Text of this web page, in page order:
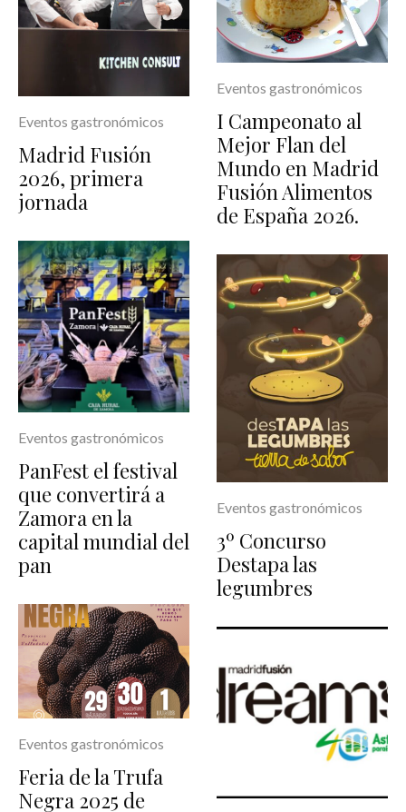
Eventos gastronómicos
Madrid Fusión
2026, primera
jornada
Eventos gastronómicos
PanFest el festival
que convertirá a
Zamora en la
capital mundial del
pan
Eventos gastronómicos
Feria de la Trufa
Negra 2025 de
Eventos gastronómicos
I Campeonato al
Mejor Flan del
Mundo en Madrid
Fusión Alimentos
de España 2026.
Eventos gastronómicos
3º Concurso
Destapa las
legumbres